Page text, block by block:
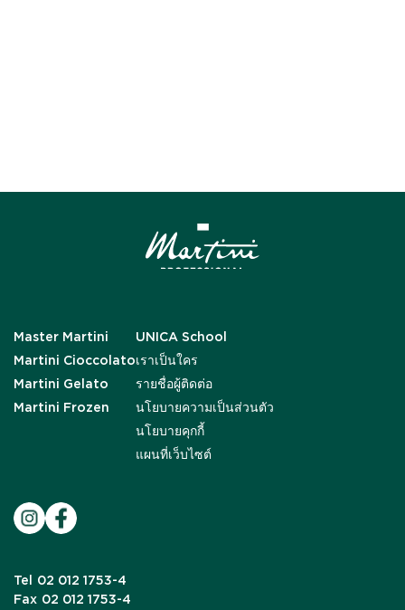
Master Martini
Martini Cioccolato
Martini Gelato
Martini Frozen
UNICA School
เราเป็นใคร
รายชื่อผู้ติดต่อ
นโยบายความเป็นส่วนตัว
นโยบายคุกกี้
แผนที่เว็บไซต์
Tel
02 012 1753-4
Fax 02 012 1753-4